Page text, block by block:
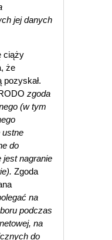
jej danych
ciąży
że
zgoda
(w tym
ustne
do
jest nagranie
Zgoda
na
podczas
na
do